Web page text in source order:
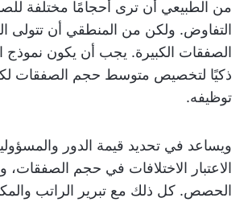
من الطبيعي أن ترى أحجامًا مختلفة
التفاوض. ولكن من المنطقي أن تتولى
الصفقات الكبيرة. يجب أن يكون نموذج
ذكيًا لتخصيص متوسط حجم الصفقات
توظيفه.
ويساعد في تحديد قيمة الدور
الاعتبار الاختلافات في حجم
الحصص. كل ذلك مع تبرير الراتب